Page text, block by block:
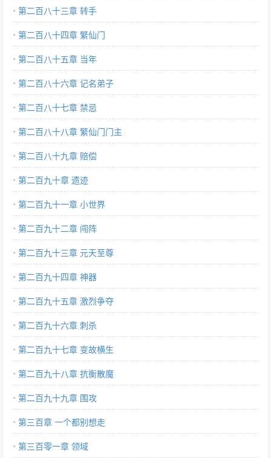
第二百八十三章 转手
第二百八十四章 繁仙门
第二百八十五章 当年
第二百八十六章 记名弟子
第二百八十七章 禁忌
第二百八十八章 繁仙门门主
第二百八十九章 赔偿
第二百九十章 遗迹
第二百九十一章 小世界
第二百九十二章 闯阵
第二百九十三章 元天至尊
第二百九十四章 神器
第二百九十五章 激烈争夺
第二百九十六章 刺杀
第二百九十七章 变故横生
第二百九十八章 抗衡散魔
第二百九十九章 围攻
第三百章 一个都别想走
第三百零一章 领域